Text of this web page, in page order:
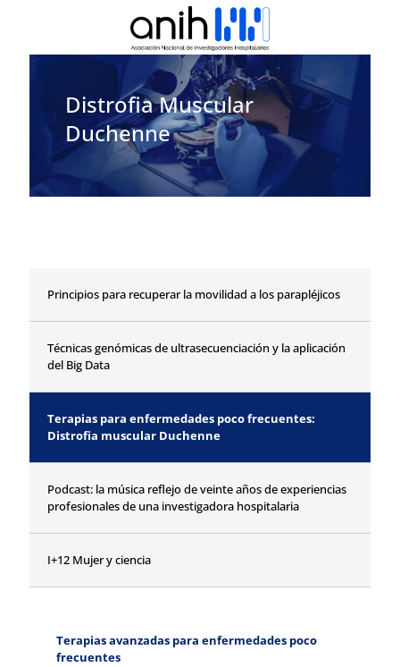
Distrofia Muscular
Duchenne
Principios para recuperar la movilidad a los parapléjicos
Técnicas genómicas de ultrasecuenciación y la aplicación
del Big Data
Terapias para enfermedades poco frecuentes:
Distrofia muscular Duchenne
Podcast: la música reflejo de veinte años de experiencias
profesionales de una investigadora hospitalaria
I+12 Mujer y ciencia
Terapias avanzadas para enfermedades poco
frecuentes